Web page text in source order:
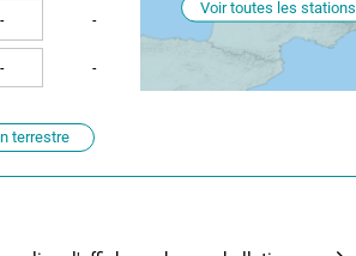
- -
- -
Voir toutes les stations
terrestre